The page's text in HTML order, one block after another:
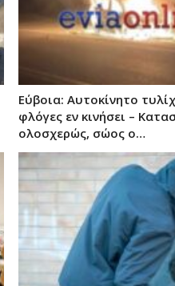
Εύβοια: Αυτοκίνητο
φλόγες εν κινήσει –
ολοσχερώς, σώος ο…